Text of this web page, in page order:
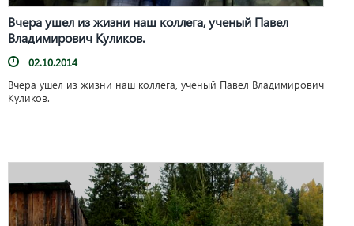
Вчера ушел из жизни наш коллега, ученый Павел
Владимирович Куликов.
02.10.2014
Вчера ушел из жизни наш коллега, ученый Павел Владимирович
Куликов.